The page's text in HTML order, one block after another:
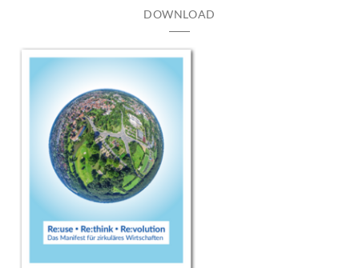
DOWNLOAD